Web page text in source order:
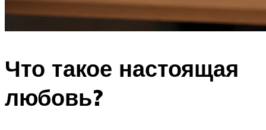
Что такое настоящая
любовь?